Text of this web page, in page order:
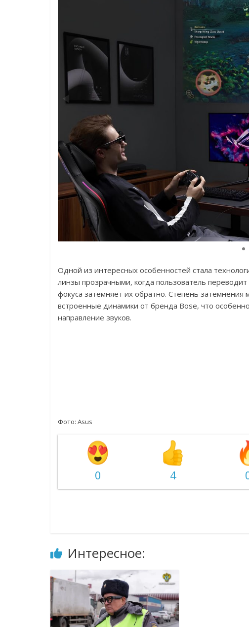
Одной из интересных особенностей стала
линзы прозрачными, когда пользователь
фокуса затемняет их обратно. Степень
встроенные динамики от бренда Bose, что
направление звуков.
Фото: Asus
0 4
Интересное: